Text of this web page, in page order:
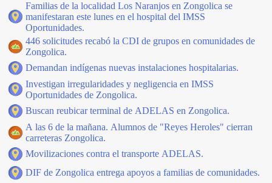
Familias de la localidad Los Naranjos en Zongolica se
manifestaran este lunes en el hospital del IMSS
Oportunidades.
446 solicitudes recabó la CDI de grupos en comunidades de
Zongolica.
Demandan indígenas nuevas instalaciones hospitalarias.
Investigan irregularidades y negligencia en IMSS
Oportunidades de Zongolica.
Buscan reubicar terminal de ADELAS en Zongolica.
A las 6 de la mañana. Alumnos de "Reyes Heroles" cierran
carreteras Zongolica.
Movilizaciones contra el transporte ADELAS.
DIF de Zongolica entrega apoyos a familias de comunidades.